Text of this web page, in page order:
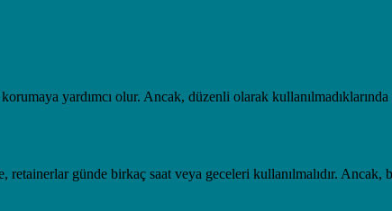
yardımcı olur. Ancak, düzenli olarak kullanılmadıklarında
günde birkaç saat veya geceleri kullanılmalıdır. Ancak,